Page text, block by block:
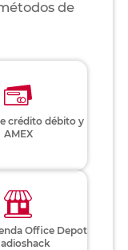
de
crédito débito y
AMEX
Office Depot